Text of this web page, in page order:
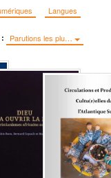
Langues
Parutions les plu…